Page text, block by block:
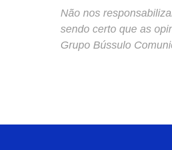
Não nos
sendo certo que as
Grupo Bússulo